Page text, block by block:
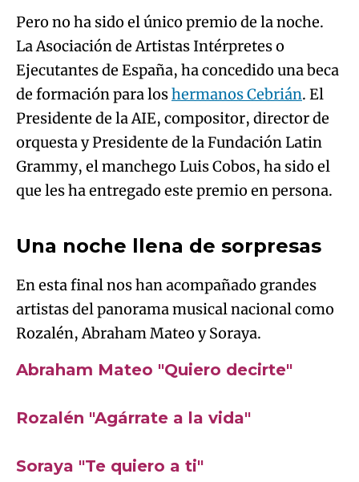
de formación para loshermanos Cebrián. El
Presidente de la AIE, compositor, director de
orquesta y Presidente de la Fundación Latin
Grammy, el manchego Luis Cobos, ha sido el
que les ha entregado este premio en persona.
Algo salió mal.
An error occurred, please try again later.
Try again
Una noche llena de sorpresas
En esta final nos han acompañado grandes
Rozalén, Abraham Mateo y Soraya.
Abraham Mateo "Quiero decirte"
Algo salió mal.
An error occurred, please try again later.
Try again
Rozalén "Agárrate a la vida"
Algo salió mal.
An error occurred, please try again later.
Try again
Algo salió mal.
Try again
concursantes aquí]